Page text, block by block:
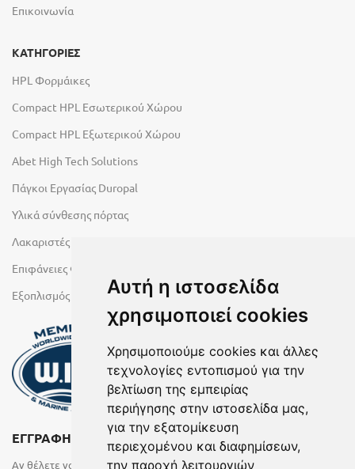
Αυτή η ιστοσελίδα
χρησιμοποιεί cookies
Χρησιμοποιούμε cookies και άλλες
τεχνολογίες εντοπισμού για την
βελτίωση της εμπειρίας
περιήγησης στην ιστοσελίδα μας,
για την εξατομίκευση
περιεχομένου και διαφημίσεων,
την παροχή λειτουργιών
Επικοινωνία
ΚΑΤΗΓΟΡΙΕΣ
HPL Φορμάικες
Compact HPL Εσωτερικού Χώρου
Compact HPL Εξωτερικού Χώρου
Abet High Tech Solutions
Πάγκοι Εργασίας Duropal
Υλικά σύνθεσης πόρτας
Λακαριστές επιφάνειες Primeboard
Επιφάνειες Φυσικών Πετρωμάτων
Εξοπλισμός Υγρών Χώρων
ΕΓΓΡΑΦΗ ΣΤΟ NEWSLETTER
Αν θέλετε να λαμβάνετε ενημερωτικά email συμπληρώστε το